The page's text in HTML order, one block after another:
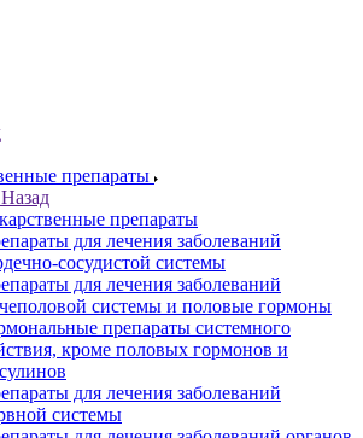
препараты
Назад
препараты
для лечения заболеваний
сосудистой системы
для лечения заболеваний
системы и половые гормоны
препараты системного
кроме половых гормонов и
для лечения заболеваний
системы